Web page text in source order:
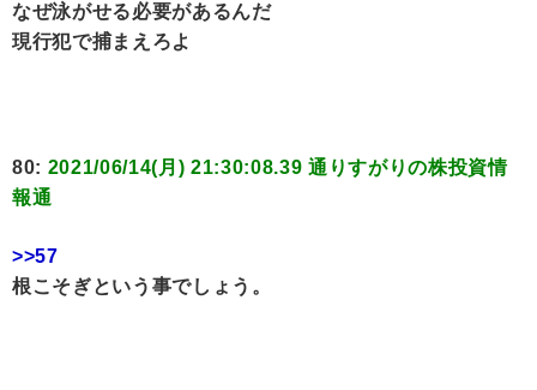
なぜ泳がせる必要があるんだ
現行犯で捕まえろよ
80: 2021/06/14(月) 21:30:08.39 通りすがりの株投資情
報通
>>57
根こそぎという事でしょう。